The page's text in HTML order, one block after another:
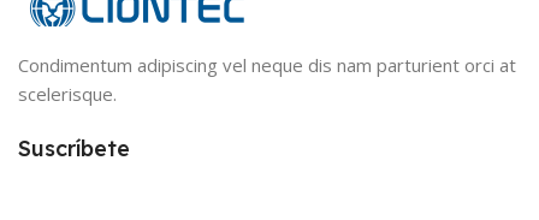
Condimentum adipiscing vel neque dis nam parturient orci at
scelerisque.
Suscríbete